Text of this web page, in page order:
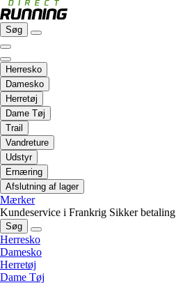
Søg
Herresko
Damesko
Herretøj
Dame Tøj
Trail
Vandreture
Udstyr
Ernæring
Afslutning af lager
Mærker
Kundeservice i Frankrig Sikker betaling
Søg
Herresko
Damesko
Herretøj
Dame Tøj